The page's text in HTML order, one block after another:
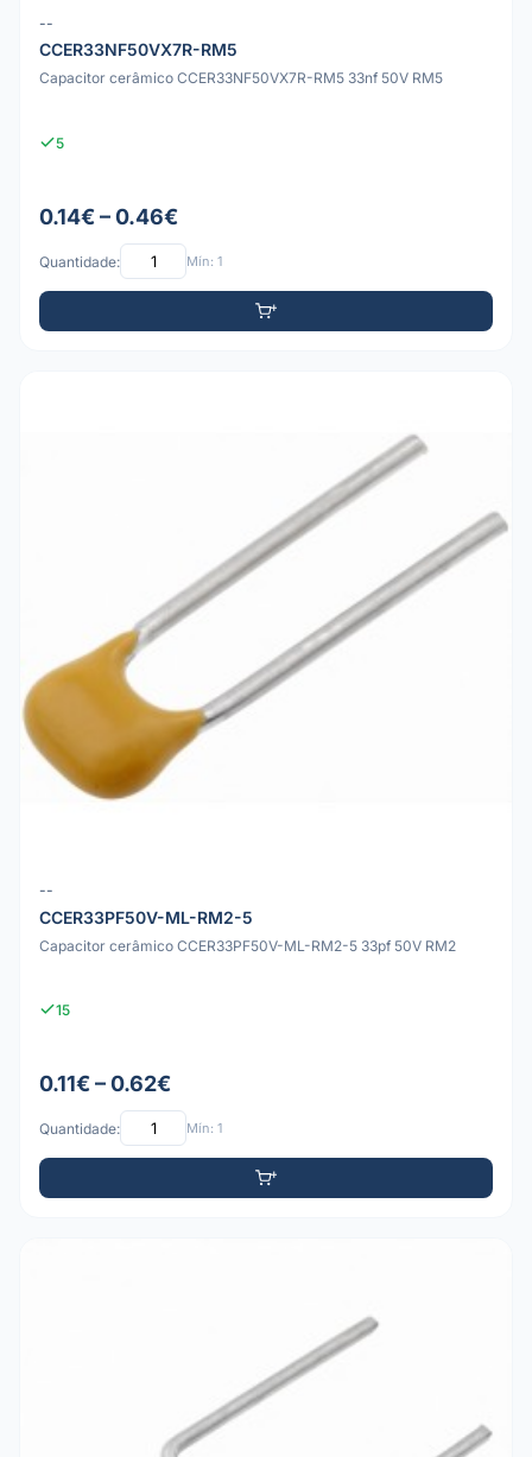
--
CCER33NF50VX7R-RM5
Capacitor cerâmico CCER33NF50VX7R-RM5 33nf 50V RM5
5
0.14€ – 0.46€
Quantidade: Mín: 1
--
CCER33PF50V-ML-RM2-5
Capacitor cerâmico CCER33PF50V-ML-RM2-5 33pf 50V RM2
15
0.11€ – 0.62€
Quantidade: Mín: 1